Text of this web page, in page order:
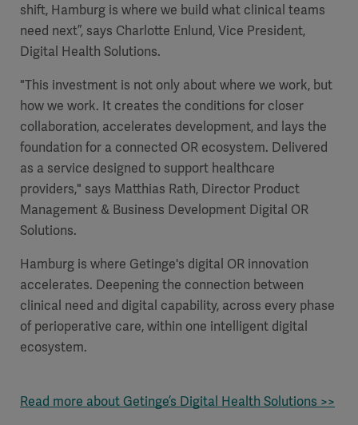
shift, Hamburg is where we build what clinical teams
need next”, says Charlotte Enlund, Vice President,
Digital Health Solutions.
"This investment is not only about where we work, but
how we work. It creates the conditions for closer
collaboration, accelerates development, and lays the
foundation for a connected OR ecosystem. Delivered
as a service designed to support healthcare
providers," says Matthias Rath, Director Product
Management & Business Development Digital OR
Solutions.
Hamburg is where Getinge's digital OR innovation
accelerates. Deepening the connection between
clinical need and digital capability, across every phase
of perioperative care, within one intelligent digital
ecosystem.
Read more about Getinge’s Digital Health Solutions >>